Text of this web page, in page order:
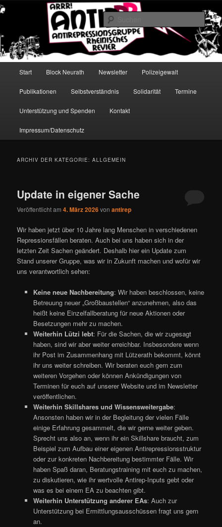
Zum
primären
springen
Zum
sekundären
springenAntiRRR
Antirepressionsgruppe Rheinisches Revier
Start Block Neurath Newsletter Polizeigewalt
Publikationen Selbstverständnis Solidarität Termine
Unterstützung und Spenden Kontakt
Impressum/Datenschutz
ARCHIV DER KATEGORIE:ALLGEMEIN
Update in eigener Sache
Veröffentlicht am4. März 2026vonantirep
Wir haben jetzt über 10 Jahre lang Menschen in verschiedenen
Repressionsfällen beraten. Auch bei uns haben sich in der
letzten Zeit Sachen geändert. Deshalb hier ein Update zum
Stand unserer Gruppe, was wir in Zukunft machen und wofür wir
uns verantwortlich sehen:
Keine neue Nachbereitung: Wir haben beschlossen, keine
Betreuung neuer „Großbaustellen“ anzunehmen, also das
heißt keine Einzelfallberatung für neue Aktionen oder
Besetzungen mehr zu machen.
Weiterhin Lützi lebt: Für die Sachen, die wir zugesagt
haben, sind wir aber weiter erreichbar. Insbesondere wenn
ihr Post im Zusammenhang mit Lützerath bekommt, könnt
ihr uns weiter schreiben. Wir beraten euch gern zum
weiteren Vorgehen oder können Ankündigungen von
Terminen für euch auf unserer Website und im Newsletter
veröffentlichen.
Weiterhin Skillshares und Wissensweitergabe:
Ansonsten haben wir in der Begleitung der vielen Fälle
einige Erfahrung gesammelt, die wir gerne weiter geben.
Sprecht uns also an, wenn ihr ein Skillshare braucht, zum
Beispiel zum Aufbau einer eigenen Antirepressionsstruktur
oder zur konkreten Nachbereitung bestimmter Fälle. Wir
haben Spaß daran, Beratungstraining mit euch zu machen,
zu diskutieren, wie ihr wertvolle Antirep-Inputs gebt oder
was es bei einem EA zu beachten gibt.
Weiterhin Unterstützung anderer EAs: Auch zur
Unterstützung bei Ermittlungsausschüssen fragt uns gern
an.